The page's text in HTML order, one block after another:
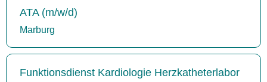
ATA (m/w/d)
Marburg
Funktionsdienst Kardiologie Herzkatheterlabor